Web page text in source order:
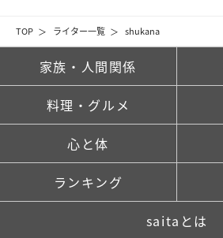
TOP ライター一覧 shukana
家族・人間関係
料理・グルメ
心と体
ランキング
saitaとは